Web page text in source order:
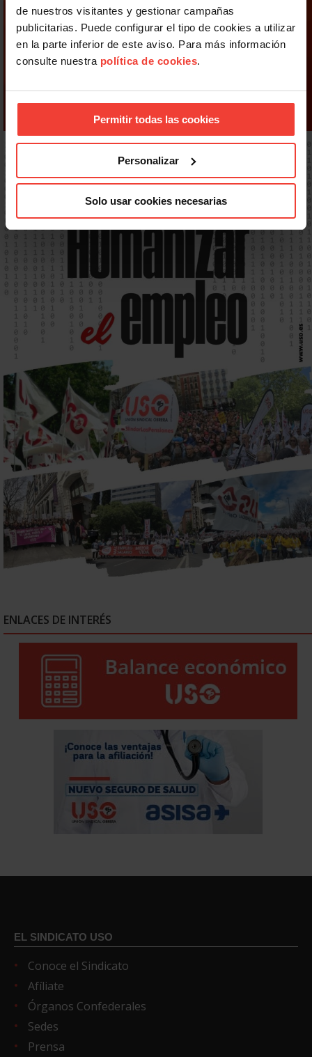
de nuestros visitantes y gestionar campañas
publicitarias. Puede configurar el tipo de cookies a utilizar
en la parte inferior de este aviso. Para más información
consulte nuestra política de cookies.
Permitir todas las cookies
Personalizar
Solo usar cookies necesarias
ENLACES DE INTERÉS
EL SINDICATO USO
Conoce el Sindicato
Afíliate
Órganos Confederales
Sedes
Prensa